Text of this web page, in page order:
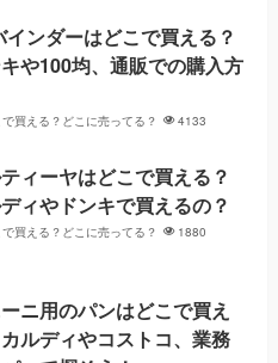
インダーはどこで買える？
キや100均、通販での購入方
で買える？どこに売ってる？ 4133
ティーヤはどこで買える？
ィやドンキで買えるの？
で買える？どこに売ってる？ 1880
ニ用のパンはどこで買え
ルディやコストコ、業務